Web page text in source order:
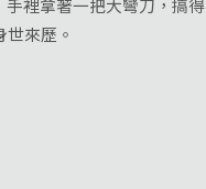
裡拿著一把大彎刀，搞得
來歷。